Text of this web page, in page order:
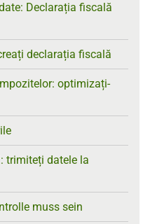
Declarația fiscală
declarația fiscală
optimizați-
trimiteți datele la
muss sein